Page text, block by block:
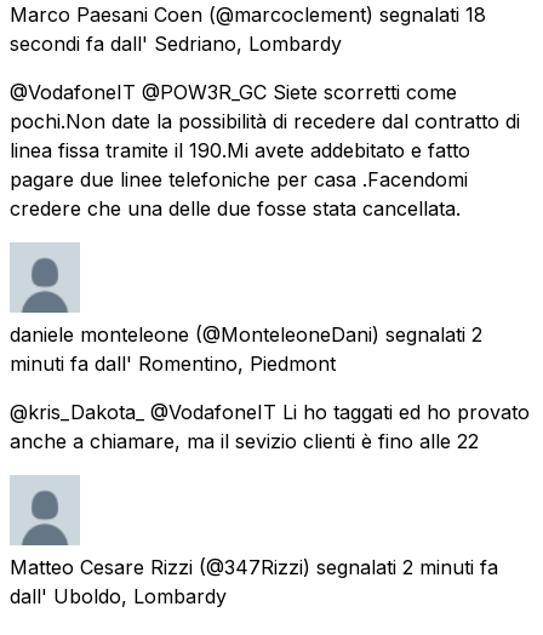
Marco Paesani Coen (@marcoclement) segnalati 18
secondi fa dall' Sedriano, Lombardy
@VodafoneIT @POW3R_GC Siete scorretti come
pochi.Non date la possibilità di recedere dal contratto di
linea fissa tramite il 190.Mi avete addebitato e fatto
pagare due linee telefoniche per casa .Facendomi
credere che una delle due fosse stata cancellata.
daniele monteleone (@MonteleoneDani) segnalati 2
minuti fa dall' Romentino, Piedmont
@kris_Dakota_ @VodafoneIT Li ho taggati ed ho provato
anche a chiamare, ma il sevizio clienti è fino alle 22
Matteo Cesare Rizzi (@347Rizzi) segnalati 2 minuti fa
dall' Uboldo, Lombardy